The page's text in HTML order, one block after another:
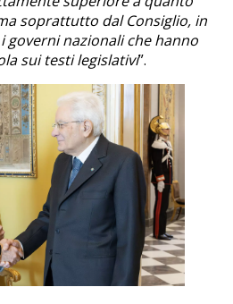
soprattutto dal Consiglio, in
governi nazionali che hanno
sui testi legislativi”.